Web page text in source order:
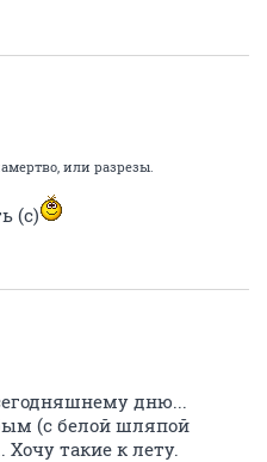
или разрезы.
(с)
дню...
(с белой шляпой
такие к лету.